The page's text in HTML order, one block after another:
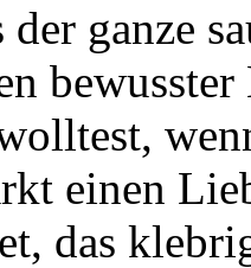
der ganze
einen
das